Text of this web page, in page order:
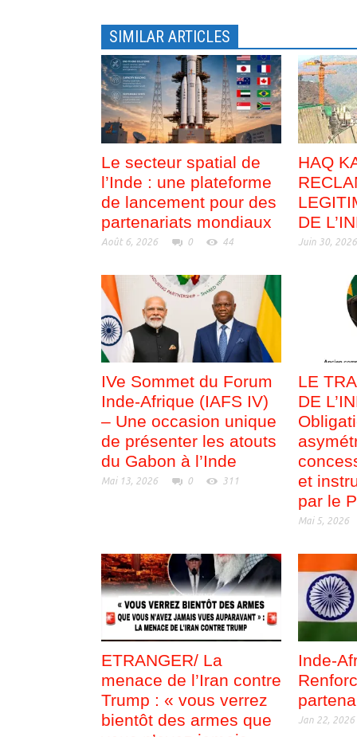
f
e
n
ê
t
r
e
)
e
f
e
n
ê
t
r
e
)
SIMILAR ARTICLES
Le secteur spatial de
l’Inde : une plateforme
de lancement pour des
partenariats mondiaux
Août 6, 2026 0 44
HAQ
DE
Juin 30, 2026
IVe Sommet du Forum
Inde-Afrique (IAFS IV)
– Une occasion unique
de présenter les atouts
du Gabon à l’Inde
Mai 13, 2026 0 311
LE
DE
et
par le
Mai 5, 2026
ETRANGER/ La
menace de l’Iran contre
Trump : « vous verrez
bientôt des armes que
Inde-
Jan 22, 2026